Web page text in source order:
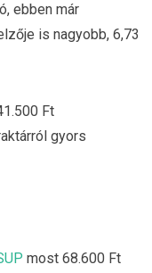
ebben már
is nagyobb, 6,73
Ft
gyors
most 68.600 Ft